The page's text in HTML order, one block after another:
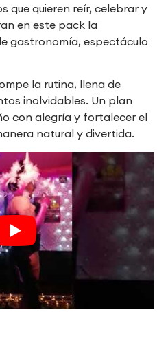
que quieren reír, celebrar y
en este pack la
gastronomía, espectáculo
la rutina, llena de
inolvidables. Un plan
con alegría y fortalecer el
natural y divertida.